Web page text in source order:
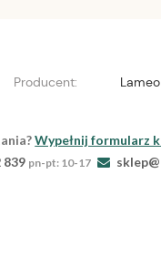
Producent: Lameo
Wypełnij formularz
839 pn-pt: 10-17